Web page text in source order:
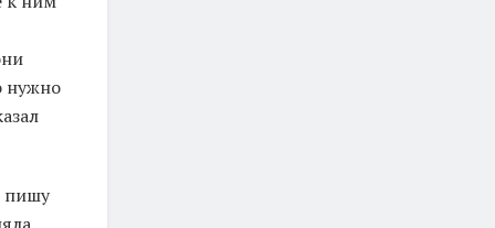
нужно
пишу